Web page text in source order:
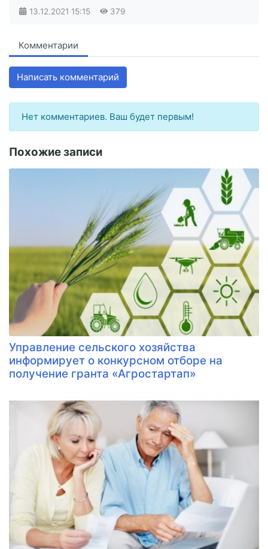
13.12.2021 15:15 379
Комментарии
Написать комментарий
Нет комментариев. Ваш будет первым!
Похожие записи
Управление сельского хозяйства
информирует о конкурсном отборе на
получение гранта «Агростартап»